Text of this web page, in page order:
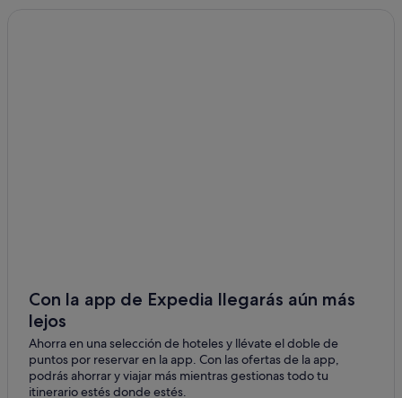
Posadas en Albacete
Casas de huéspedes en Provincia de Albacete
Hoteles históricos en Albacete
Pensiones en Albacete
Con la app de Expedia llegarás aún más
lejos
Ahorra en una selección de hoteles y llévate el doble de
puntos por reservar en la app. Con las ofertas de la app,
podrás ahorrar y viajar más mientras gestionas todo tu
itinerario estés donde estés.